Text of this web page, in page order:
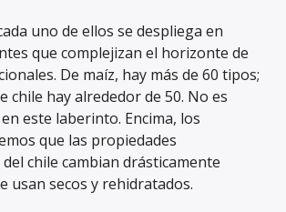
uno de ellos se despliega en
que complejizan el horizonte de
De maíz, hay más de 60 tipos;
chile hay alrededor de 50. No es
este laberinto. Encima, los
que las propiedades
chile cambian drásticamente
usan secos y rehidratados.